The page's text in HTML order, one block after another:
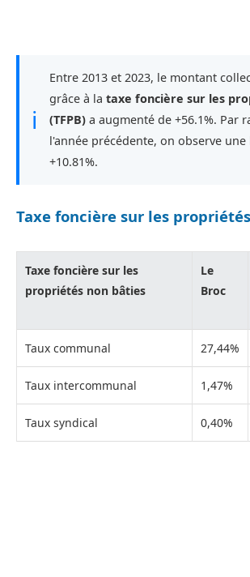
ℹ
Entre 2013 et 2023, le montant
grâce à la taxe foncière sur les
(TFPB) a augmenté de +56.1%. Par
l'année précédente, on observe une
+10.81%.
Taxe foncière sur les
Taxe foncière sur les
propriétés non bâties
Le
Broc
Taux communal 27,44%
Taux intercommunal 1,47%
Taux syndical 0,40%